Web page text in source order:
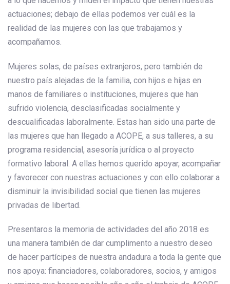
actuaciones; debajo de ellas podemos ver cuál es la
realidad de las mujeres con las que trabajamos y
acompañamos.
Mujeres solas, de países extranjeros, pero también de
nuestro país alejadas de la familia, con hijos e hijas en
manos de familiares o instituciones, mujeres que han
sufrido violencia, desclasificadas socialmente y
descualificadas laboralmente. Estas han sido una parte de
las mujeres que han llegado a ACOPE, a sus talleres, a su
programa residencial, asesoría jurídica o al proyecto
formativo laboral. A ellas hemos querido apoyar, acompañar
y favorecer con nuestras actuaciones y con ello colaborar a
disminuir la invisibilidad social que tienen las mujeres
privadas de libertad.
Presentaros la memoria de actividades del año 2018 es
una manera también de dar cumplimento a nuestro deseo
de hacer partícipes de nuestra andadura a toda la gente que
nos apoya: financiadores, colaboradores, socios, y amigos